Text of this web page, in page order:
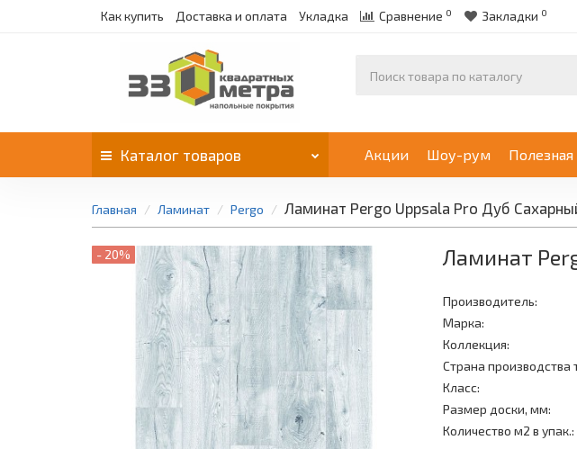
Как купить Доставка и оплата Укладка Сравнение 0 Закладки 0
Каталог товаров Акции Шоу-рум
Главная Ламинат Pergo Ламинат Pergo Uppsala Pro Дуб
- 20% Ламинат
Производитель:
Марка:
Коллекция:
Страна производства
Класс:
Размер доски, мм:
Количество м2 в упак.: